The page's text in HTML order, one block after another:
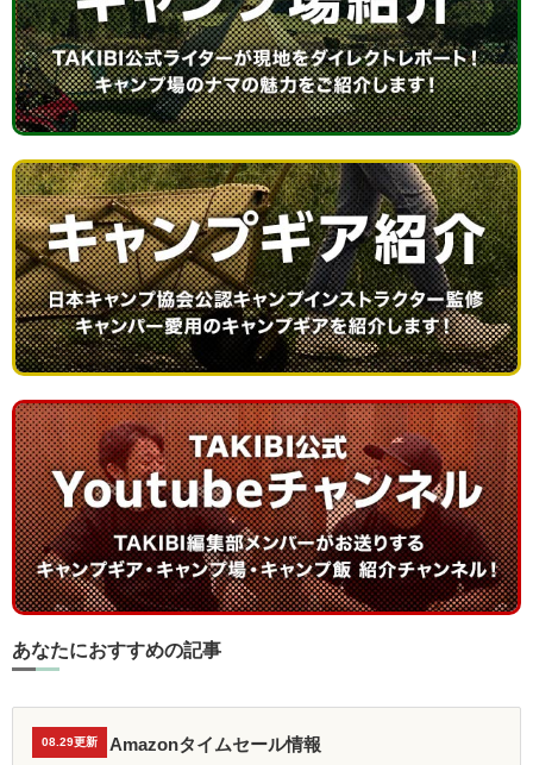
あなたにおすすめの記事
08.29更新 Amazonタイムセール情報